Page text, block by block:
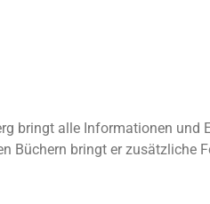
bringt alle Informationen und
Büchern bringt er zusätzliche